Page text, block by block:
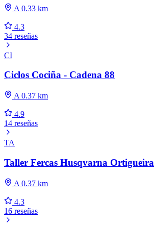
A 0.33 km
4.3
34 reseñas
CI
Ciclos Cociña - Cadena 88
A 0.37 km
4.9
14 reseñas
TA
Taller Fercas Husqvarna Ortigueira
A 0.37 km
4.3
16 reseñas